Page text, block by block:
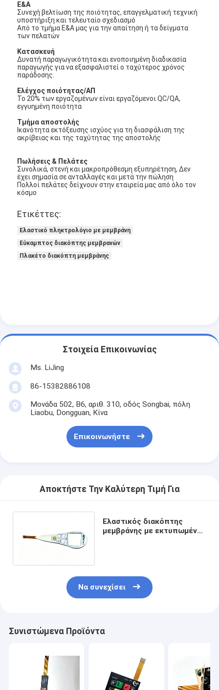
Ε&Α
Συνεχή βελτίωση της ποιότητας, επαγγελματική τεχνική
υποστήριξη και τελευταίο σχεδιασμό
Από το τμήμα Ε&Α μας για την απαίτηση ή τα δείγματα
των πελατών
Κατασκευή
Δυνατή παραγωγικότητα και ενοποιημένη διαδικασία
παραγωγής για να εξασφαλιστεί ο ταχύτερος χρόνος
παράδοσης.
Ελέγχος ποιότητας/ΑΠ
Το 20% των εργαζομένων είναι εργαζόμενοι QC/QA,
εγγυημένη ποιότητα
Τμήμα αποστολής
Ικανότητα εκτόξευσης ισχύος για τη διασφάλιση της
ακρίβειας και της ταχύτητας της αποστολής
Πωλήσεις & Πελάτες
Συνολικά, στενή και μακροπρόθεσμη εξυπηρέτηση, Δεν
έχει σημασία σε ανταλλαγές και μετά την πώληση
Πολλοί πελάτες δείχνουν στην εταιρεία μας από όλο τον
κόσμο
Ετικέττες:
Ελαστικό πληκτρολόγιο με μεμβράνη
Εύκαμπτος διακόπτης μεμβρανών
Πλακέτο διακόπτη μεμβράνης
Στοιχεία Επικοινωνίας
Ms. LiJing
86-15382886108
Μονάδα 502, Β6, αριθ. 310, οδός Songbai, πόλη
Liaobu, Dongguan, Κίνα
Επικοινωνήστε
Αποκτήστε Την Καλύτερη Τιμή Για
Ελαστικός διακόπτης
μεμβράνης με εκτυπωμένο
Να συνεχίσει
Συνιστώμενα Προϊόντα